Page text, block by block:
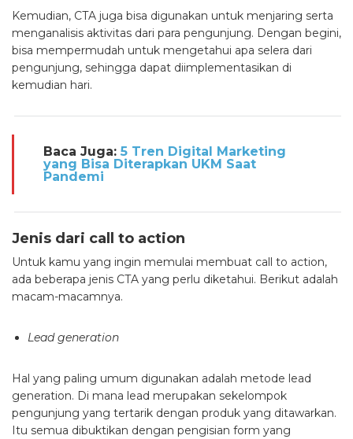
Kemudian, CTA juga bisa digunakan untuk menjaring serta
menganalisis aktivitas dari para pengunjung. Dengan begini,
bisa mempermudah untuk mengetahui apa selera dari
pengunjung, sehingga dapat diimplementasikan di
kemudian hari.
Baca Juga: 5 Tren Digital Marketing
yang Bisa Diterapkan UKM Saat
Pandemi
Jenis dari call to action
Untuk kamu yang ingin memulai membuat call to action,
ada beberapa jenis CTA yang perlu diketahui. Berikut adalah
macam-macamnya.
Lead generation
Hal yang paling umum digunakan adalah metode lead
generation. Di mana lead merupakan sekelompok
pengunjung yang tertarik dengan produk yang ditawarkan.
Itu semua dibuktikan dengan pengisian form yang